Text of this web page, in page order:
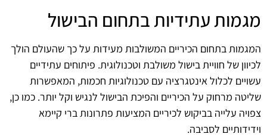
מגמות עתידיות בתחום הבישול
המגמות בתחום הכיריים המשולבות מעידות על כך שהעולם הולך
לכיוון של חוויית בישול משולבת וטכנולוגית. פיתוחים עתידיים
עשויים לכלול אינטגרציה עם טכנולוגיות חכמות, המאפשרות
שליטה מרחוק על הכיריים והפיכת הבישול לנגיש וקל יותר. כמו כן,
צפויה עלייה בביקוש לכיריים המציעות פתרונות ברי קיימא
וידידותיים לסביבה.